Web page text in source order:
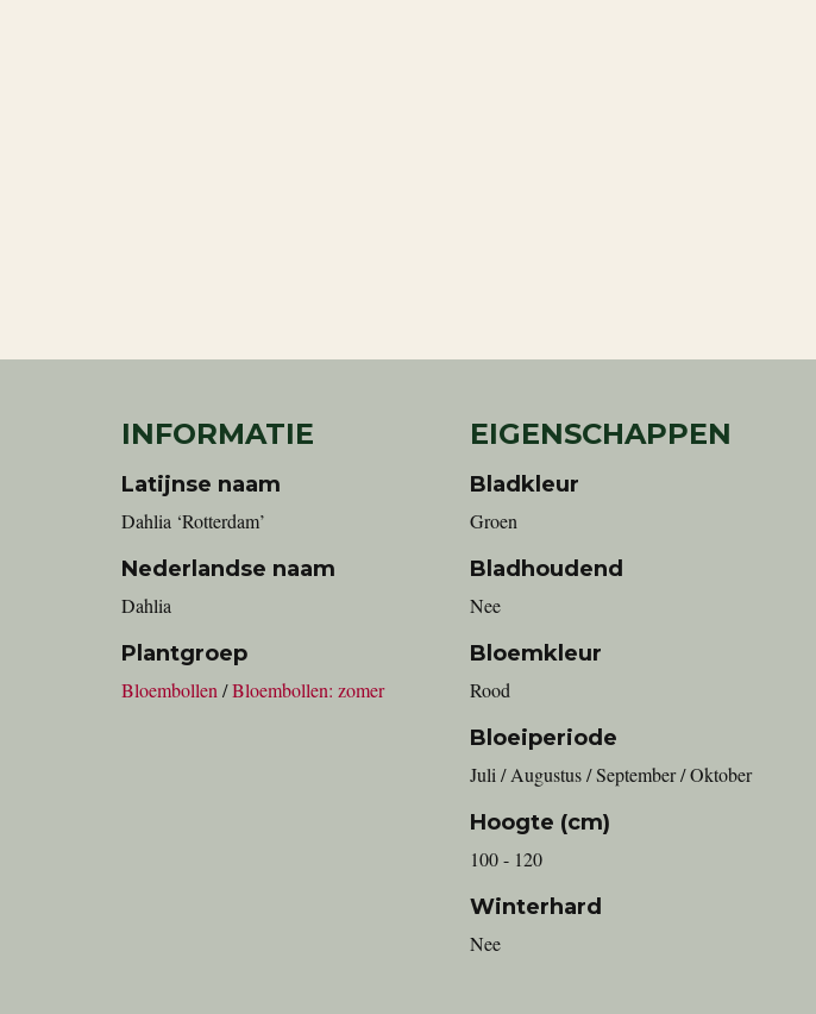
INFORMATIE
Latijnse naam
Dahlia ‘Rotterdam’
Nederlandse naam
Dahlia
Plantgroep
Bloembollen /Bloembollen: zomer
EIGENSCHAPPEN
Bladkleur
Groen
Bladhoudend
Nee
Bloemkleur
Rood
Bloeiperiode
Juli / Augustus / September / Oktober
Hoogte (cm)
100 - 120
Winterhard
Nee